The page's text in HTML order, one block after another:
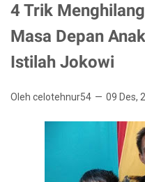
4 Trik
Masa Depan
Istilah Jokowi
Oleh celotehnur54 09 Des,